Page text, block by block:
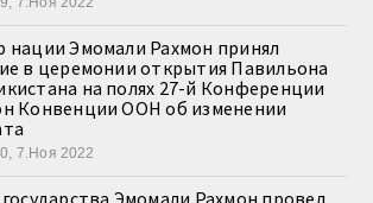
нации Эмомали Рахмон принял
в церемонии открытия Павильона
на полях 27-й Конференции
Конвенции ООН об изменении
7.Ноя 2022
государства Эмомали Рахмон провел